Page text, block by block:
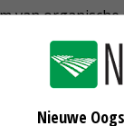
van
Nieuwe